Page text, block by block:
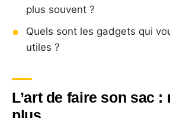
plus souvent ?
Quels sont les gadgets qui
utiles ?
L’art de faire son sac :